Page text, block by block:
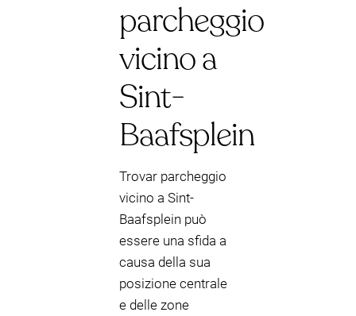
parcheggio
vicino a
Sint-
Baafsplein
Trovar parcheggio
vicino a Sint-
Baafsplein può
essere una sfida a
causa della sua
posizione centrale
e delle zone